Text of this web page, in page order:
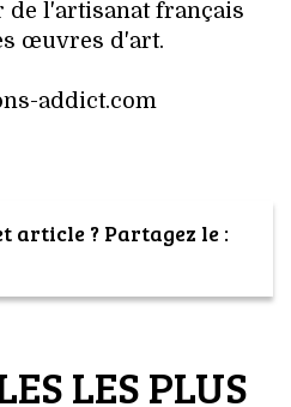
de l'artisanat français
œuvres d'art.
addict.com
article ? Partagez le :
LES PLUS